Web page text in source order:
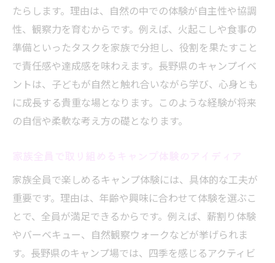
たらします。理由は、自然の中での体験が自主性や協調
性、観察力を育むからです。例えば、火起こしや食事の
準備といったタスクを家族で分担し、役割を果たすこと
で責任感や達成感を味わえます。長野県のキャンプイベ
ントは、子どもが自然と触れ合いながら学び、心身とも
に成長する貴重な場となります。このような経験が将来
の自信や柔軟な考え方の礎となります。
家族全員で楽しめるキャンプ体験には、具体的な工夫が
重要です。理由は、年齢や興味に合わせて体験を選ぶこ
とで、全員が満足できるからです。例えば、薪割り体験
やバーベキュー、自然観察ウォークなどが挙げられま
す。長野県のキャンプ場では、四季を感じるアクティビ